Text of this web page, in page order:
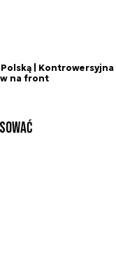
|
na front